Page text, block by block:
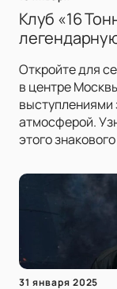
Клуб «16
Откройте для
в центре
атмосферой.
этого
31 января 2025